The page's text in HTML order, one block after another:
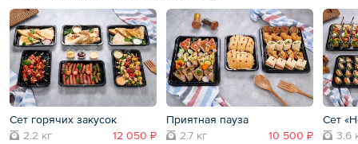
Сет горячих закусок
2.2 кг
12 050 ₽
Приятная пауза
2.7 кг
10 500 ₽
Сет
3.6